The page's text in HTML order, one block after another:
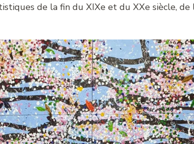
de la fin du XIXe et du XXe siècle, de